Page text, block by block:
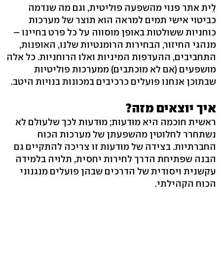
לֵית אתר פנוי מהשפעה פוליטית, וגם מה שנדמה
כביטוי אישי תמים למראה הוא תוצר של מערכות
כוחניות ששולטות באופן מוסווה על כל פרט בחיינו –
מנהגי החיזור, הבחירות הרומנטיות שלנו, האופנות,
התחביבים, ההעדפות המיניות ואלו הרוחניות. כל אלה
מושפעים (אם לא מוכתבים) ממערכות פוליטיות
שבתוכן אנחנו פועלים כרכיבים במכונות בנויות היטב.
איך יוצאים מזה?
ראשית חוכמה היא מוּדעות; מוּדעות לכך שלעולם לא
נשתחרר לחלוטין מהשפעתן של מערכות הכוח
החברתיות. בצידה של מוּדעות זו צריכה להתקיים גם
הבנה שפתיחת הדרך לחירות יחסית, תלויה בלמידה
עקשנית ויסודית של הדרכים שבהן פועלים מנגנוני
הכוח הקהילתי.